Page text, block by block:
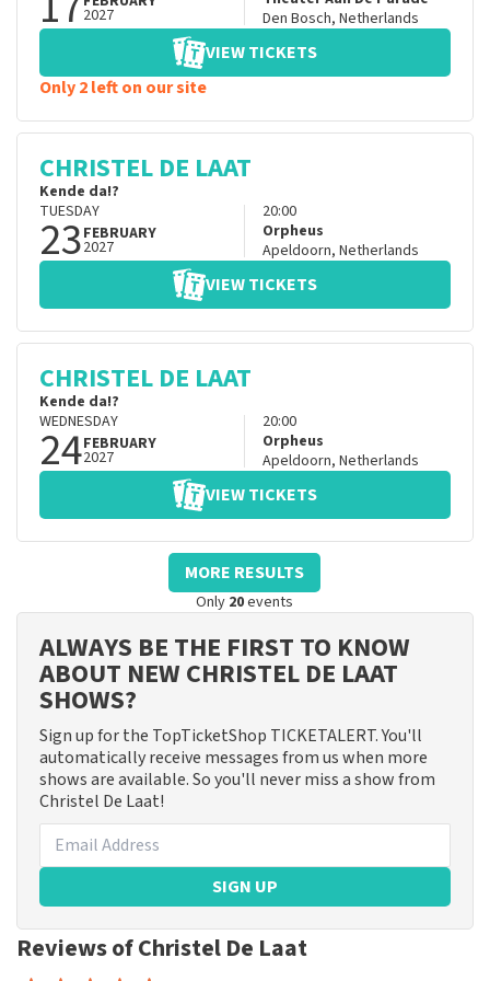
2027
Den Bosch, Netherlands
VIEW TICKETS
Only 2 left on our site
CHRISTEL DE LAAT
Kende da!?
TUESDAY
23FEBRUARY
2027
20:00
Orpheus
Apeldoorn, Netherlands
VIEW TICKETS
CHRISTEL DE LAAT
Kende da!?
WEDNESDAY
24FEBRUARY
2027
20:00
Orpheus
Apeldoorn, Netherlands
VIEW TICKETS
MORE RESULTS
Only 20events
ALWAYS BE THE FIRST TO KNOW
ABOUT NEW CHRISTEL DE LAAT
SHOWS?
Sign up for the TopTicketShop TICKETALERT. You'll
automatically receive messages from us when more
shows are available. So you'll never miss a show from
Christel De Laat!
SIGN UP
Reviews of Christel De Laat